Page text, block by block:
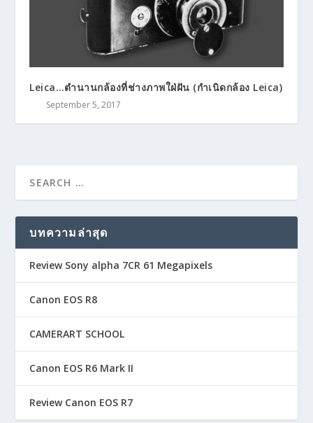
Leica…ตำนานกล้องที่ช่างภาพใฝ่ฝัน (กำเนิดกล้อง Leica)
September 5, 2017
บทความล่าสุด
Review Sony alpha 7CR 61 Megapixels
Canon EOS R8
CAMERART SCHOOL
Canon EOS R6 Mark II
Review Canon EOS R7